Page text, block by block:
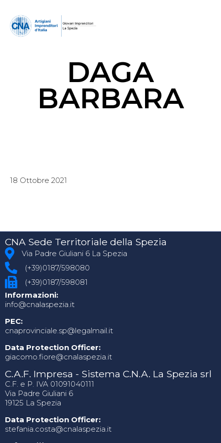
DAGA
BARBARA
18 Ottobre 2021
CNA Sede Territoriale della Spezia
Via Padre Giuliani 6 La Spezia
(+39)0187/598080
(+39)0187/598081
Informazioni:
info@cnalaspezia.it
PEC:
cnaprovinciale.sp@legalmail.it
Data Protection Officer:
giacomo.fiore@cnalaspezia.it
C.A.F. Impresa - Sistema C.N.A. La Spezia srl
C.F. e P. IVA 01091040111
Via Padre Giuliani 6
19125 La Spezia
Data Protection Officer:
stefania.costa@cnalaspezia.it